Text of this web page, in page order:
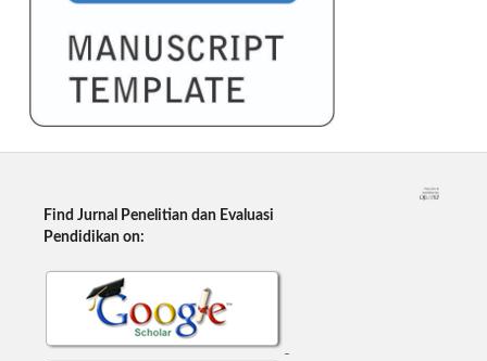
Find Jurnal Penelitian dan Evaluasi
Pendidikan on: